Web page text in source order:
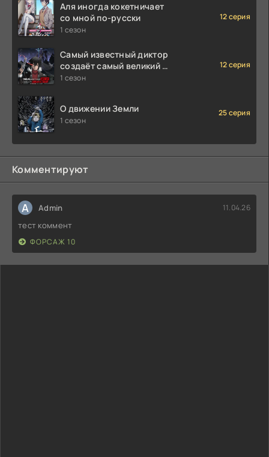
Аля иногда кокетничает
со мной по-русски
1 сезон
12 серия
Самый известный диктор
создаёт самый великий в
мире клан
1 сезон
12 серия
О движении Земли
1 сезон
25 серия
Комментируют
A Admin 11.04.26
тест коммент
ФОРСАЖ 10